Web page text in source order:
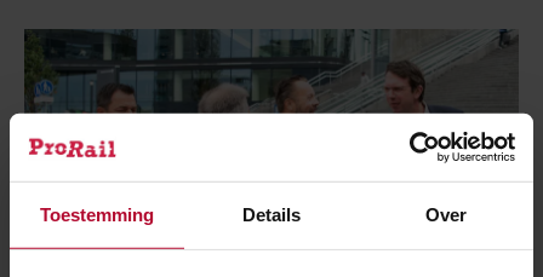
Toestemming Details Over